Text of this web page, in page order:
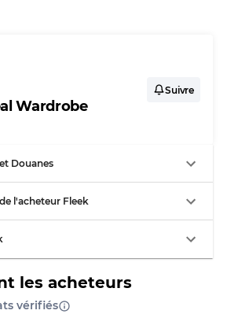
pour ratios mixtes
Wardrobe
Suivre
Douanes
l'acheteur Fleek
les acheteurs
vérifiés